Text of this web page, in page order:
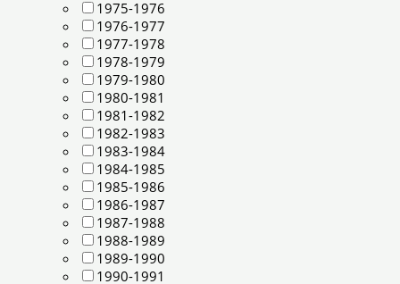
1975-1976
1976-1977
1977-1978
1978-1979
1979-1980
1980-1981
1981-1982
1982-1983
1983-1984
1984-1985
1985-1986
1986-1987
1987-1988
1988-1989
1989-1990
1990-1991